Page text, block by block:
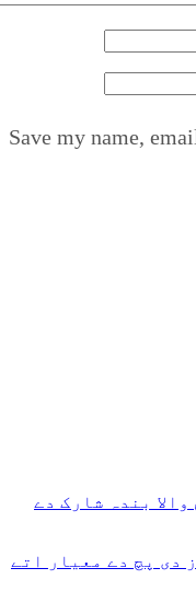
Save my name,
بندہ شارک دے
دی پچ دے معیار اتے